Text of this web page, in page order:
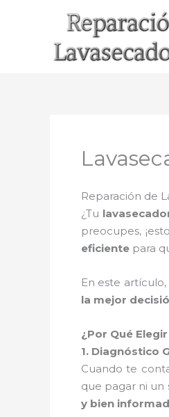
Reparación de
¿Tu
preocupes,
eficiente para
En este
la mejor
¿Por Qué
1. Diagnóstico
Cuando te
que pagar ni un
y bien